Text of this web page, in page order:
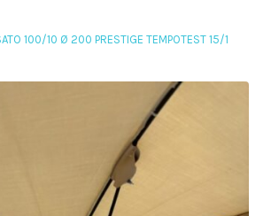
100/10 Ø 200 PRESTIGE TEMPOTEST 15/1